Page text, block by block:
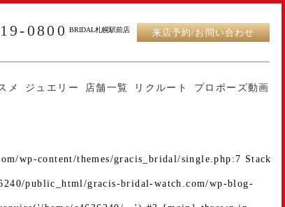
0800 BRIDAL札幌駅前店 来店予約/お問い合わせ
メ ジュエリー 店舗一覧 リクルート プロポーズ動画
wp-content/themes/gracis_bridal/single.php:7 Stack
public_html/gracis-bridal-watch.com/wp-blog-